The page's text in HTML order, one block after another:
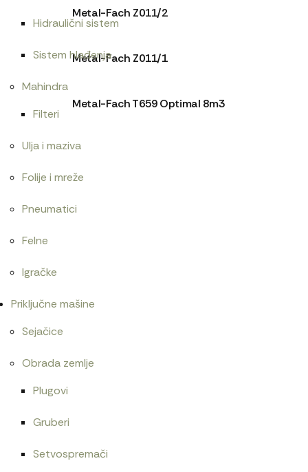
Hidraulični sistem
Sistem hlađenja
Mahindra
Filteri
Ulja i maziva
Folije i mreže
Pneumatici
Felne
Igračke
Priključne mašine
Sejačice
Obrada zemlje
Plugovi
Gruberi
Setvospremači
Metal-Fach Z011/2
Metal-Fach Z011/1
Metal-Fach T659 Optimal 8m3